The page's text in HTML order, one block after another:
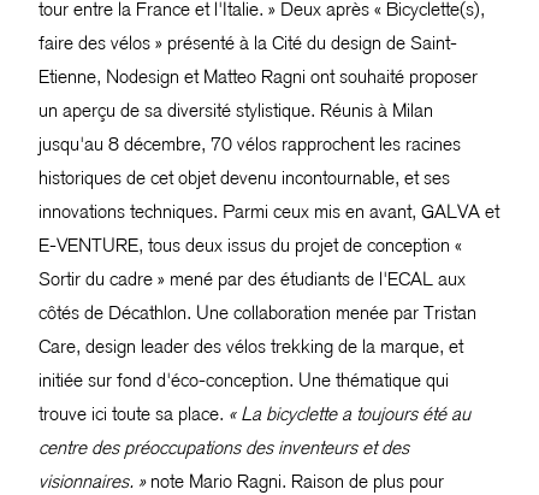
tour entre la France et l'Italie. » Deux après « Bicyclette(s),
faire des vélos » présenté à la Cité du design de Saint-
Etienne, Nodesign et Matteo Ragni ont souhaité proposer
un aperçu de sa diversité stylistique. Réunis à Milan
jusqu'au 8 décembre, 70 vélos rapprochent les racines
historiques de cet objet devenu incontournable, et ses
innovations techniques. Parmi ceux mis en avant, GALVA et
E-VENTURE, tous deux issus du projet de conception «
Sortir du cadre » mené par des étudiants de l'ECAL aux
côtés de Décathlon. Une collaboration menée par Tristan
Care, design leader des vélos trekking de la marque, et
initiée sur fond d'éco-conception. Une thématique qui
trouve ici toute sa place. « La bicyclette a toujours été au
centre des préoccupations des inventeurs et des
visionnaires. »note Mario Ragni. Raison de plus pour